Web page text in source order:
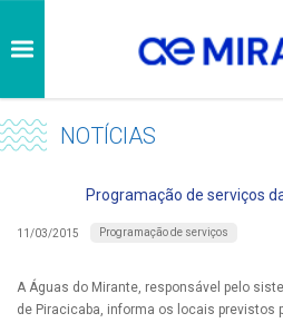
NOTÍCIAS
Programação de serviços
11/03/2015 Programação de serviços
A Águas do Mirante, responsável pelo
de Piracicaba, informa os locais previstos